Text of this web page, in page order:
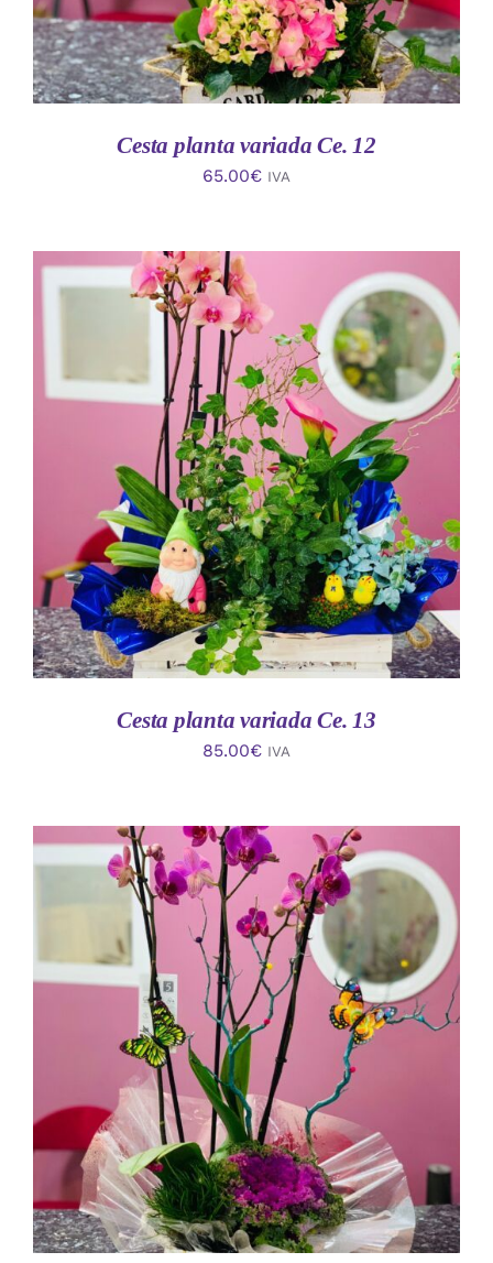
Cesta planta variada Ce. 12
65.00€ IVA
AÑADIR AL CARRITO
/
DETALLES
Cesta planta variada Ce. 13
85.00€ IVA
AÑADIR AL CARRITO
DETALLES